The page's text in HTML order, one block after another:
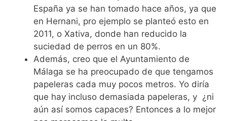
España ya se han tomado hace años, ya que
en Hernani, pro ejemplo se planteó esto en
2011, o Xativa, donde han reducido la
suciedad de perros en un 80%.
Además, creo que el Ayuntamiento de
Málaga se ha preocupado de que tengamos
papeleras cada muy pocos metros. Yo diría
que hay incluso demasiada papeleras, y ¿ni
aún así somos capaces? Entonces a lo mejor